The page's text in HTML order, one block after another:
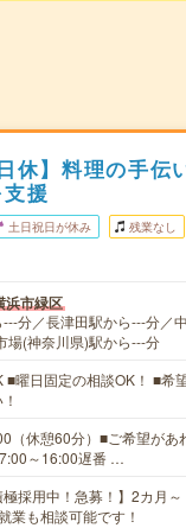
休】料理の手伝
援
土日祝日が休み 残業なし
浜市緑区
分／長津田駅から---分／
場(神奈川県)駅から---分
■曜日固定の相談OK！ ■希
（休憩60分）■ご希望があ
～16:00遅番 …
極採用中！急募！】2カ月
業も相談可能です！